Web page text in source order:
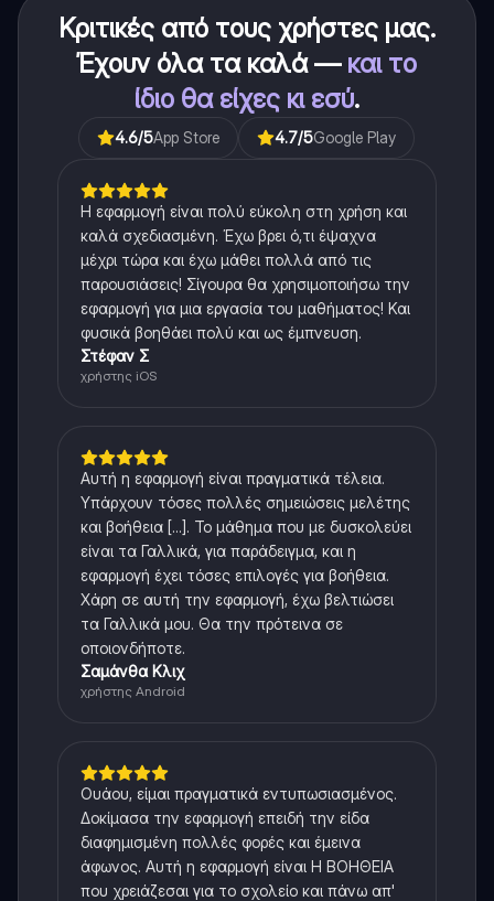
Κριτικές από τους χρήστες μας.
Έχουν όλα τα καλά — και το
ίδιο θα είχες κι εσύ.
4.6/5App Store 4.7/5Google Play
Η εφαρμογή είναι πολύ εύκολη στη χρήση και
καλά σχεδιασμένη. Έχω βρει ό,τι έψαχνα
μέχρι τώρα και έχω μάθει πολλά από τις
παρουσιάσεις! Σίγουρα θα χρησιμοποιήσω την
εφαρμογή για μια εργασία του μαθήματος! Και
φυσικά βοηθάει πολύ και ως έμπνευση.
Στέφαν Σ
χρήστης iOS
Αυτή η εφαρμογή είναι πραγματικά τέλεια.
Υπάρχουν τόσες πολλές σημειώσεις μελέτης
και βοήθεια [...]. Το μάθημα που με δυσκολεύει
είναι τα Γαλλικά, για παράδειγμα, και η
εφαρμογή έχει τόσες επιλογές για βοήθεια.
Χάρη σε αυτή την εφαρμογή, έχω βελτιώσει
τα Γαλλικά μου. Θα την πρότεινα σε
οποιονδήποτε.
Σαμάνθα Κλιχ
χρήστης Android
Ουάου, είμαι πραγματικά εντυπωσιασμένος.
Δοκίμασα την εφαρμογή επειδή την είδα
διαφημισμένη πολλές φορές και έμεινα
άφωνος. Αυτή η εφαρμογή είναι Η ΒΟΗΘΕΙΑ
που χρειάζεσαι για το σχολείο και πάνω απ'